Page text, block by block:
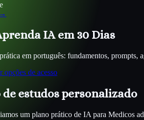
IA em 30 Dias
em português: fundamentos, prompts,
opções de acesso
de estudos personalizado
um plano prático de IA para Medicos